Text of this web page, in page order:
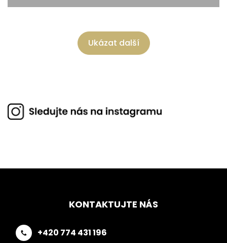
Ukázat další
KONTAKTUJTE NÁS
+420 774 431 196